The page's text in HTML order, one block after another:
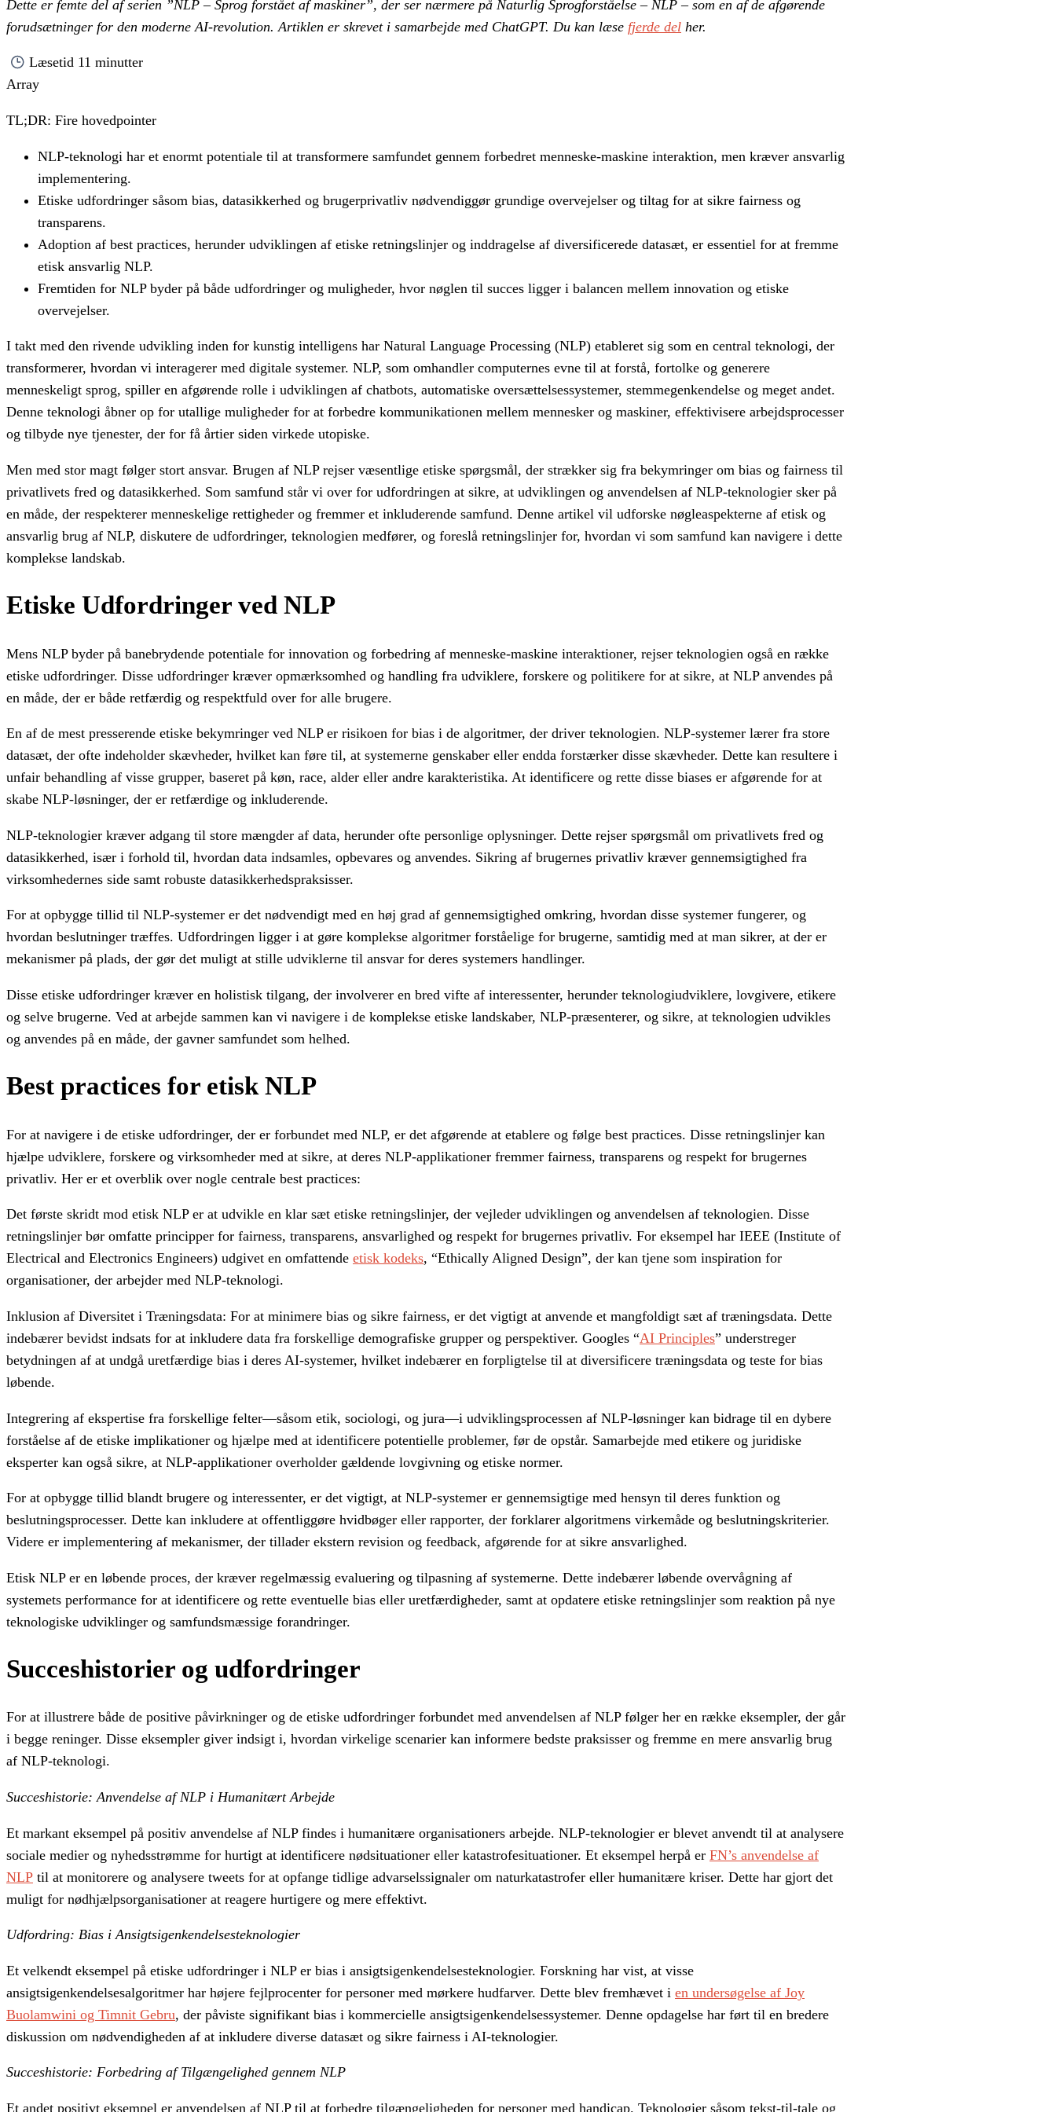
Det­te er femte del af se­ri­en ”NLP – Sprog for­stå­et af ma­ski­ner”, der ser nær­me­re på Na­tur­lig Sprog­for­stå­el­se – NLP – som en af de af­gø­ren­de
for­ud­sæt­nin­ger for den mo­der­ne AI-re­vo­lu­tion. Ar­tik­len er skre­vet i sam­ar­bej­de med Chat­G­PT. Du kan læse fjerde del her.
Læsetid 11 minutter
Array
TL;DR: Fire hovedpointer
NLP-teknologi har et enormt potentiale til at transformere samfundet gennem forbedret menneske-maskine interaktion, men kræver ansvarlig
implementering.
Etiske udfordringer såsom bias, datasikkerhed og brugerprivatliv nødvendiggør grundige overvejelser og tiltag for at sikre fairness og
transparens.
Adoption af best practices, herunder udviklingen af etiske retningslinjer og inddragelse af diversificerede datasæt, er essentiel for at fremme
etisk ansvarlig NLP.
Fremtiden for NLP byder på både udfordringer og muligheder, hvor nøglen til succes ligger i balancen mellem innovation og etiske
overvejelser.
I takt med den rivende udvikling inden for kunstig intelligens har Natural Language Processing (NLP) etableret sig som en central teknologi, der
transformerer, hvordan vi interagerer med digitale systemer. NLP, som omhandler computernes evne til at forstå, fortolke og generere
menneskeligt sprog, spiller en afgørende rolle i udviklingen af chatbots, automatiske oversættelsessystemer, stemmegenkendelse og meget andet.
Denne teknologi åbner op for utallige muligheder for at forbedre kommunikationen mellem mennesker og maskiner, effektivisere arbejdsprocesser
og tilbyde nye tjenester, der for få årtier siden virkede utopiske.
Men med stor magt følger stort ansvar. Brugen af NLP rejser væsentlige etiske spørgsmål, der strækker sig fra bekymringer om bias og fairness til
privatlivets fred og datasikkerhed. Som samfund står vi over for udfordringen at sikre, at udviklingen og anvendelsen af NLP-teknologier sker på
en måde, der respekterer menneskelige rettigheder og fremmer et inkluderende samfund. Denne artikel vil udforske nøgleaspekterne af etisk og
ansvarlig brug af NLP, diskutere de udfordringer, teknologien medfører, og foreslå retningslinjer for, hvordan vi som samfund kan navigere i dette
komplekse landskab.
Etiske Udfordringer ved NLP
Mens NLP byder på banebrydende potentiale for innovation og forbedring af menneske-maskine interaktioner, rejser teknologien også en række
etiske udfordringer. Disse udfordringer kræver opmærksomhed og handling fra udviklere, forskere og politikere for at sikre, at NLP anvendes på
en måde, der er både retfærdig og respektfuld over for alle brugere.
En af de mest presserende etiske bekymringer ved NLP er risikoen for bias i de algoritmer, der driver teknologien. NLP-systemer lærer fra store
datasæt, der ofte indeholder skævheder, hvilket kan føre til, at systemerne genskaber eller endda forstærker disse skævheder. Dette kan resultere i
unfair behandling af visse grupper, baseret på køn, race, alder eller andre karakteristika. At identificere og rette disse biases er afgørende for at
skabe NLP-løsninger, der er retfærdige og inkluderende.
NLP-teknologier kræver adgang til store mængder af data, herunder ofte personlige oplysninger. Dette rejser spørgsmål om privatlivets fred og
datasikkerhed, især i forhold til, hvordan data indsamles, opbevares og anvendes. Sikring af brugernes privatliv kræver gennemsigtighed fra
virksomhedernes side samt robuste datasikkerhedspraksisser.
For at opbygge tillid til NLP-systemer er det nødvendigt med en høj grad af gennemsigtighed omkring, hvordan disse systemer fungerer, og
hvordan beslutninger træffes. Udfordringen ligger i at gøre komplekse algoritmer forståelige for brugerne, samtidig med at man sikrer, at der er
mekanismer på plads, der gør det muligt at stille udviklerne til ansvar for deres systemers handlinger.
Disse etiske udfordringer kræver en holistisk tilgang, der involverer en bred vifte af interessenter, herunder teknologiudviklere, lovgivere, etikere
og selve brugerne. Ved at arbejde sammen kan vi navigere i de komplekse etiske landskaber, NLP-præsenterer, og sikre, at teknologien udvikles
og anvendes på en måde, der gavner samfundet som helhed.
Best practices for etisk NLP
For at navigere i de etiske udfordringer, der er forbundet med NLP, er det afgørende at etablere og følge best practices. Disse retningslinjer kan
hjælpe udviklere, forskere og virksomheder med at sikre, at deres NLP-applikationer fremmer fairness, transparens og respekt for brugernes
privatliv. Her er et overblik over nogle centrale best practices:
Det første skridt mod etisk NLP er at udvikle en klar sæt etiske retningslinjer, der vejleder udviklingen og anvendelsen af teknologien. Disse
retningslinjer bør omfatte principper for fairness, transparens, ansvarlighed og respekt for brugernes privatliv. For eksempel har IEEE (Institute of
Electrical and Electronics Engineers) udgivet en omfattende etisk kodeks, “Ethically Aligned Design”, der kan tjene som inspiration for
organisationer, der arbejder med NLP-teknologi.
Inklusion af Diversitet i Træningsdata: For at minimere bias og sikre fairness, er det vigtigt at anvende et mangfoldigt sæt af træningsdata. Dette
indebærer bevidst indsats for at inkludere data fra forskellige demografiske grupper og perspektiver. Googles “AI Principles” understreger
betydningen af at undgå uretfærdige bias i deres AI-systemer, hvilket indebærer en forpligtelse til at diversificere træningsdata og teste for bias
løbende.
Integrering af ekspertise fra forskellige felter—såsom etik, sociologi, og jura—i udviklingsprocessen af NLP-løsninger kan bidrage til en dybere
forståelse af de etiske implikationer og hjælpe med at identificere potentielle problemer, før de opstår. Samarbejde med etikere og juridiske
eksperter kan også sikre, at NLP-applikationer overholder gældende lovgivning og etiske normer.
For at opbygge tillid blandt brugere og interessenter, er det vigtigt, at NLP-systemer er gennemsigtige med hensyn til deres funktion og
beslutningsprocesser. Dette kan inkludere at offentliggøre hvidbøger eller rapporter, der forklarer algoritmens virkemåde og beslutningskriterier.
Videre er implementering af mekanismer, der tillader ekstern revision og feedback, afgørende for at sikre ansvarlighed.
Etisk NLP er en løbende proces, der kræver regelmæssig evaluering og tilpasning af systemerne. Dette indebærer løbende overvågning af
systemets performance for at identificere og rette eventuelle bias eller uretfærdigheder, samt at opdatere etiske retningslinjer som reaktion på nye
teknologiske udviklinger og samfundsmæssige forandringer.
Succeshistorier og udfordringer
For at illustrere både de positive påvirkninger og de etiske udfordringer forbundet med anvendelsen af NLP følger her en række eksempler, der går
i begge reninger. Disse eksempler giver indsigt i, hvordan virkelige scenarier kan informere bedste praksisser og fremme en mere ansvarlig brug
af NLP-teknologi.
Succeshistorie: Anvendelse af NLP i Humanitært Arbejde
Et markant eksempel på positiv anvendelse af NLP findes i humanitære organisationers arbejde. NLP-teknologier er blevet anvendt til at analysere
sociale medier og nyhedsstrømme for hurtigt at identificere nødsituationer eller katastrofesituationer. Et eksempel herpå er FN’s anvendelse af
NLP til at monitorere og analysere tweets for at opfange tidlige advarselssignaler om naturkatastrofer eller humanitære kriser. Dette har gjort det
muligt for nødhjælpsorganisationer at reagere hurtigere og mere effektivt.
Udfordring: Bias i Ansigtsigenkendelsesteknologier
Et velkendt eksempel på etiske udfordringer i NLP er bias i ansigtsigenkendelsesteknologier. Forskning har vist, at visse
ansigtsigenkendelsesalgoritmer har højere fejlprocenter for personer med mørkere hudfarver. Dette blev fremhævet i en undersøgelse af Joy
Buolamwini og Timnit Gebru, der påviste signifikant bias i kommercielle ansigtsigenkendelsessystemer. Denne opdagelse har ført til en bredere
diskussion om nødvendigheden af at inkludere diverse datasæt og sikre fairness i AI-teknologier.
Succeshistorie: Forbedring af Tilgængelighed gennem NLP
Et andet positivt eksempel er anvendelsen af NLP til at forbedre tilgængeligheden for personer med handicap. Teknologier såsom tekst-til-tale og